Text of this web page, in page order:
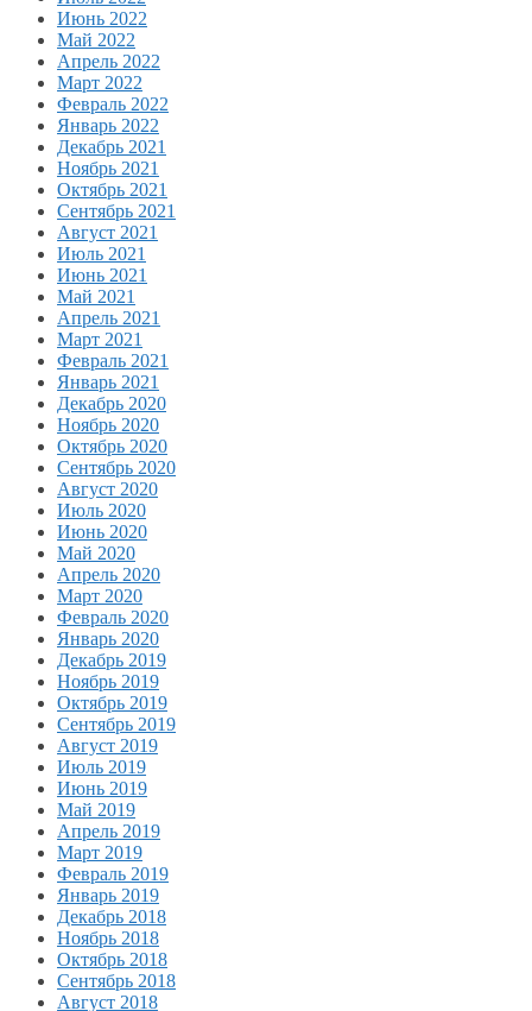
Июнь 2022
Май 2022
Апрель 2022
Март 2022
Февраль 2022
Январь 2022
Декабрь 2021
Ноябрь 2021
Октябрь 2021
Сентябрь 2021
Август 2021
Июль 2021
Июнь 2021
Май 2021
Апрель 2021
Март 2021
Февраль 2021
Январь 2021
Декабрь 2020
Ноябрь 2020
Октябрь 2020
Сентябрь 2020
Август 2020
Июль 2020
Июнь 2020
Май 2020
Апрель 2020
Март 2020
Февраль 2020
Январь 2020
Декабрь 2019
Ноябрь 2019
Октябрь 2019
Сентябрь 2019
Август 2019
Июль 2019
Июнь 2019
Май 2019
Апрель 2019
Март 2019
Февраль 2019
Январь 2019
Декабрь 2018
Ноябрь 2018
Октябрь 2018
Сентябрь 2018
Август 2018